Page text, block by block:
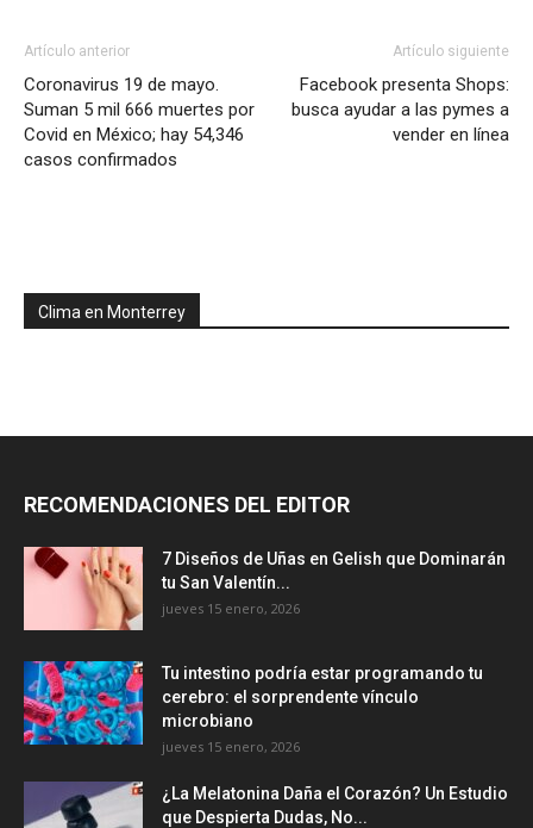
Artículo anterior
Coronavirus 19 de mayo.
Suman 5 mil 666 muertes por
Covid en México; hay 54,346
casos confirmados
Artículo siguiente
Facebook presenta Shops:
busca ayudar a las pymes a
vender en línea
Clima en Monterrey
RECOMENDACIONES DEL EDITOR
7 Diseños de Uñas en Gelish que Dominarán
tu San Valentín...
jueves 15 enero, 2026
Tu intestino podría estar programando tu
cerebro: el sorprendente vínculo
microbiano
jueves 15 enero, 2026
¿La Melatonina Daña el Corazón? Un Estudio
que Despierta Dudas, No...